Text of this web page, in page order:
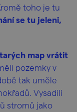
toho je tu
se tu jeleni,
map vrátit
pozemky v
tak uměle
Vysadili
stromů jako